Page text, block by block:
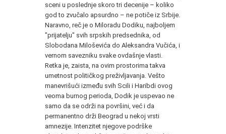
sceni u poslednje skoro tri decenije – koliko
god to zvučalo apsurdno – ne potiče iz Srbije.
Naravno, reč je o Miloradu Dodiku, najboljem
"prijatelju" svih srpskih predsednika, od
Slobodana Miloševića do Aleksandra Vučića, i
vernom savezniku svake ovdašnje vlasti.
Retka je, zaista, na ovim prostorima takva
umetnost političkog preživljavanja. Vešto
manevrišući između svih Scili i Haribdi ovog
veoma burnog perioda, Dodik je uspevao ne
samo da se održi na površini, već i da
permanentno drži Beograd u nekoj vrsti
amnezije. Intenzitet njegove podrške